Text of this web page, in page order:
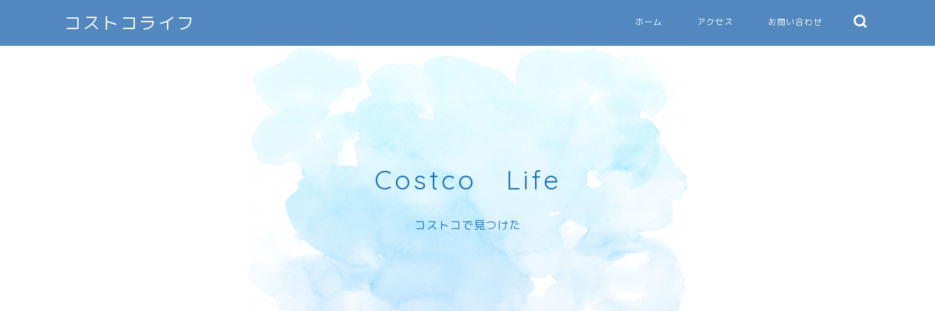
コストコライフ ホーム アクセス お問い合わせ
Costco Life
コストコで見つけた